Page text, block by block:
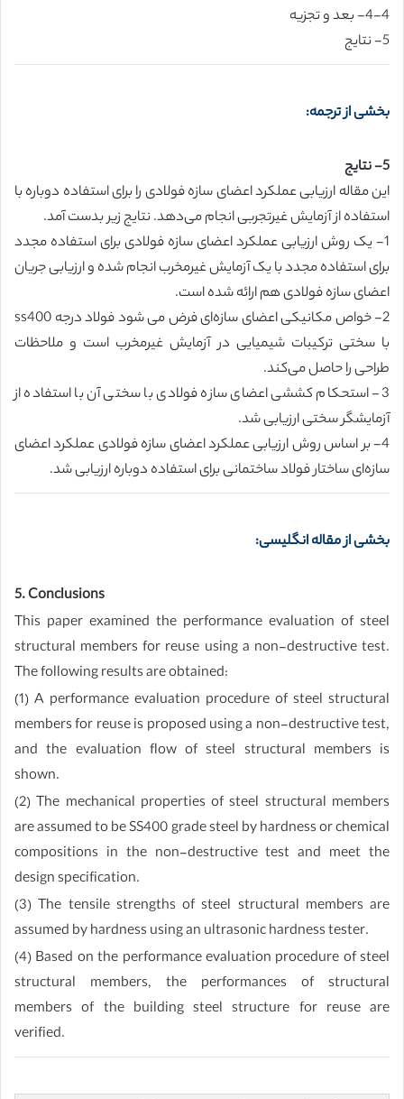
4-4- بعد و تجزیه
5- نتایج
بخشی از ترجمه:
5- نتایج
این مقاله ارزیابی عملکرد اعضای سازه فولادی را برای استفاده دوباره با
استفاده از آزمایش غیرتجربی انجام می‌دهد. نتایج زیر بدست آمد.
1- یک روش ارزیابی عملکرد اعضای سازه فولادی برای استفاده مجدد
برای استفاده مجدد با یک آزمایش غیرمخرب انجام شده و ارزیابی جریان
اعضای سازه فولادی هم ارائه شده است.
2- خواص مکانیکی اعضای سازه‌ای فرض می شود فولاد درجه ss400
با سختی ترکیبات شیمیایی در آزمایش غیرمخرب است و ملاحظات
طراحی را حاصل می‌کند.
3- استحکام کششی اعضای سازه فولادی با سختی آن با استفاده از
آزمایشگر سختی ارزیابی شد.
4- بر اساس روش ارزیابی عملکرد اعضای سازه فولادی عملکرد اعضای
سازه‌ای ساختار فولاد ساختمانی برای استفاده دوباره ارزیابی شد.
بخشی از مقاله انگلیسی:
5. Conclusions
This paper examined the performance evaluation of steel
structural members for reuse using a non-destructive test.
The following results are obtained:
(1) A performance evaluation procedure of steel structural
members for reuse is proposed using a non-destructive test,
and the evaluation flow of steel structural members is
shown.
(2) The mechanical properties of steel structural members
are assumed to be SS400 grade steel by hardness or chemical
compositions in the non-destructive test and meet the
design specification.
(3) The tensile strengths of steel structural members are
assumed by hardness using an ultrasonic hardness tester.
(4) Based on the performance evaluation procedure of steel
structural members, the performances of structural
members of the building steel structure for reuse are
verified.